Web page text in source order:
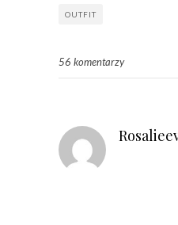
OUTFIT
56 komentarzy